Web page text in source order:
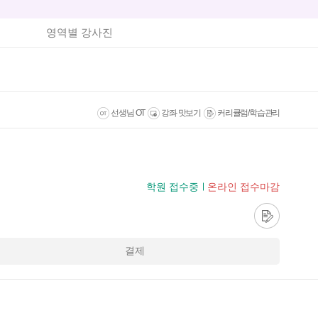
영역별 강사진
선생님 OT 강좌 맛보기 커리큘럼/학습관리
학원 접수중 온라인 접수마감
결제